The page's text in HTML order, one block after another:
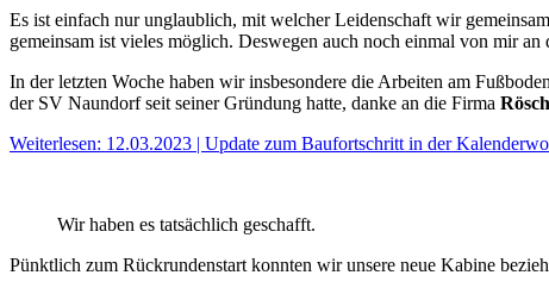
Es ist einfach nur unglaublich, mit welcher Leidenschaft wir
gemeinsam ist vieles möglich. Deswegen auch noch einmal von mir
In der letzten Woche haben wir insbesondere die Arbeiten am
der SV Naundorf seit seiner Gründung hatte, danke an die Firma
Weiterlesen: 12.03.2023 | Update zum Baufortschritt in der
Wir haben es tatsächlich geschafft.
Pünktlich zum Rückrundenstart konnten wir unsere neue Kabine